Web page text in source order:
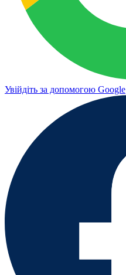
Увійдіть за допомогою Google